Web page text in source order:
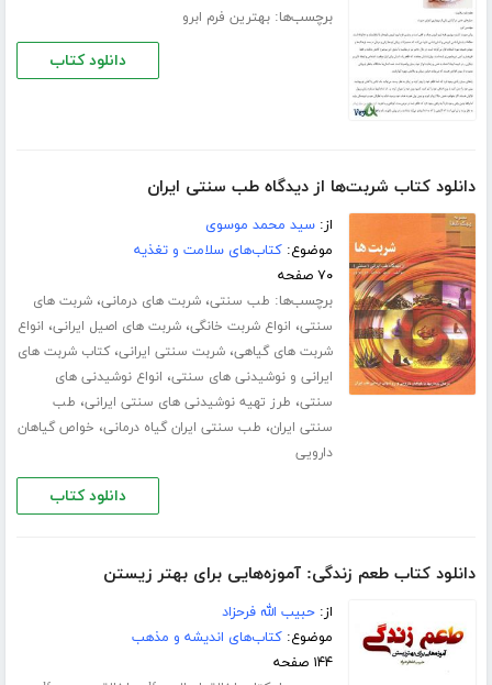
برچسب‌ها:بهترین فرم ابرو
دانلود کتاب
دانلود کتاب شربت‌ها از دیدگاه طب سنتی ایران
از:سید محمد موسوی
موضوع:کتاب‌های سلامت و تغذیه
۷۰ صفحه
برچسب‌ها: طب سنتی،شربت های درمانی،شربت های
سنتی، انواع شربت خانگی،شربت های اصیل ایرانی، انواع
شربت های گیاهی،شربت سنتی ایرانی،کتاب شربت های
ایرانی و نوشیدنی های سنتی، انواع نوشیدنی های
سنتی، طرز تهیه نوشیدنی های سنتی ایرانی، طب
سنتی ایران، طب سنتی ایران گیاه درمانی، خواص گیاهان
دارویی
دانلود کتاب
دانلود کتاب طعم زندگی: آموزه‌هایی برای بهتر زیستن
از:حبیب الله فرحزاد
موضوع:کتاب‌های اندیشه و مذهب
۱۴۴ صفحه